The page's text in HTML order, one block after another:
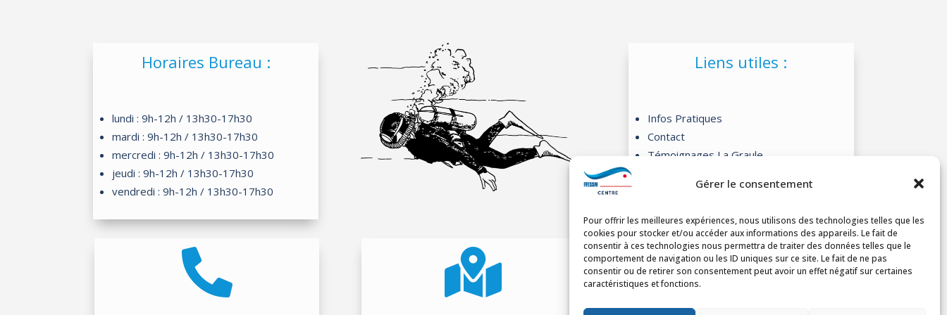
Gérer le consentement
Pour offrir les meilleures expériences, nous utilisons des technologies telles que les
cookies pour stocker et/ou accéder aux informations des appareils. Le fait de
consentir à ces technologies nous permettra de traiter des données telles que le
comportement de navigation ou les ID uniques sur ce site. Le fait de ne pas
consentir ou de retirer son consentement peut avoir un effet négatif sur certaines
caractéristiques et fonctions.
Horaires Bureau :
lundi : 9h-12h / 13h30-17h30
mardi : 9h-12h / 13h30-17h30
mercredi : 9h-12h / 13h30-17h30
jeudi : 9h-12h / 13h30-17h30
vendredi : 9h-12h / 13h30-17h30
Liens utiles :
Infos Pratiques
Contact
Témoignages La Graule
  